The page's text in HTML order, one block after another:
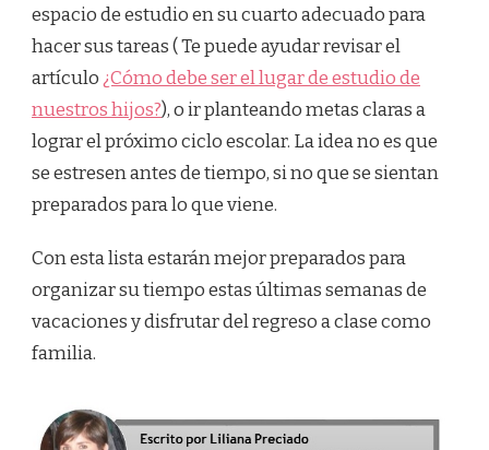
espacio de estudio en su cuarto adecuado para
hacer sus tareas ( Te puede ayudar revisar el
artículo¿Cómo debe ser el lugar de estudio de
nuestros hijos?), o ir planteando metas claras a
lograr el próximo ciclo escolar. La idea no es que
se estresen antes de tiempo, si no que se sientan
preparados para lo que viene.
Con esta lista estarán mejor preparados para
organizar su tiempo estas últimas semanas de
vacaciones y disfrutar del regreso a clase como
familia.